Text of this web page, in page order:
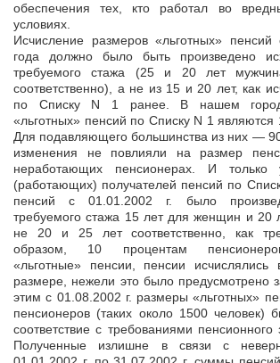
обеспечения тех, кто работал во
условиях.
Исчисление размеров «льготных»
года должно было быть произведено
требуемого стажа (25 и 20 лет
соответственно), а не из 15 и 20 лет, как
по Списку N 1 ранее. В нашем
«льготных» пенсий по Списку N 1 являются
Для подавляющего большинства из них —
изменения не повлияли на размер
неработающих пенсионерах. И
(работающих) получателей пенсий по
пенсий с 01.01.2002 г. было
требуемого стажа 15 лет для женщин и 20
не 20 и 25 лет соответственно, как
образом, 10 процентам
«льготные» пенсии, пенсии
размере, нежели это было предусмотрено
этим с 01.08.2002 г. размеры «льготных»
пенсионеров (таких около 1500 человек)
соответствие с требованиями пенсионного
Полученные излишне в связи с